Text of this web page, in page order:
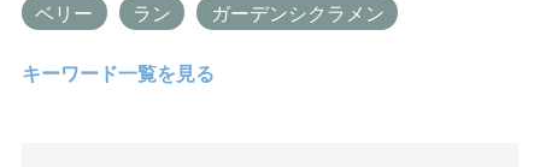
ベリー ラン ガーデンシクラメン
キーワード一覧を見る